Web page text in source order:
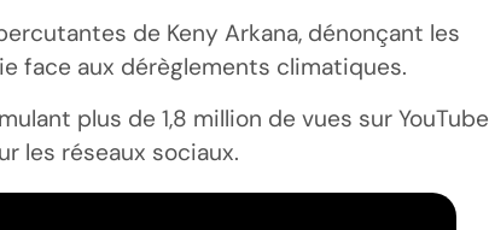
de Keny Arkana, dénonçant les
face aux dérèglements climatiques.
plus de 1,8 million de vues sur YouTube
les réseaux sociaux.